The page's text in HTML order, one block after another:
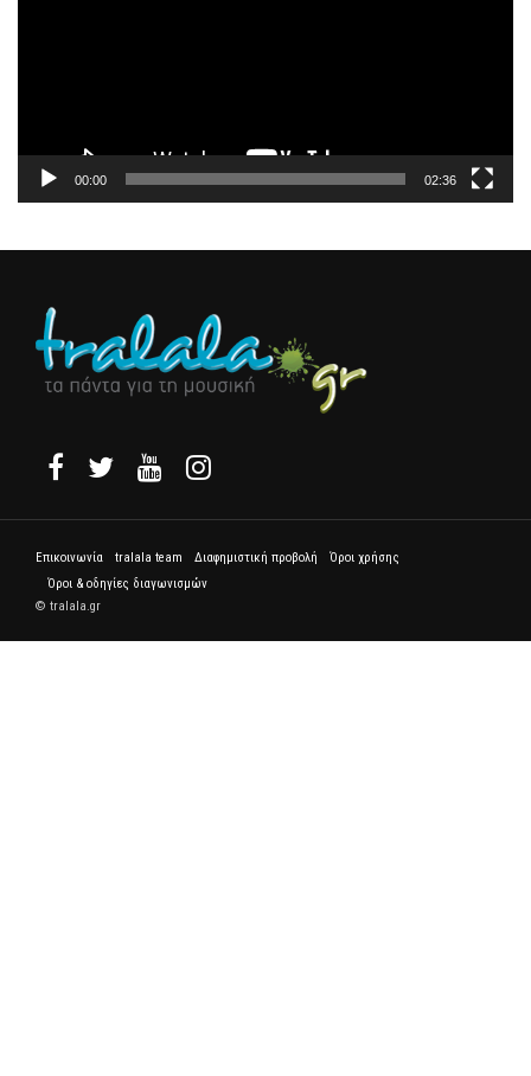
00:00 02:36
Επικοινωνία tralala team Διαφημιστική προβολή
Όροι χρήσης
Όροι & οδηγίες διαγωνισμών
© tralala.gr